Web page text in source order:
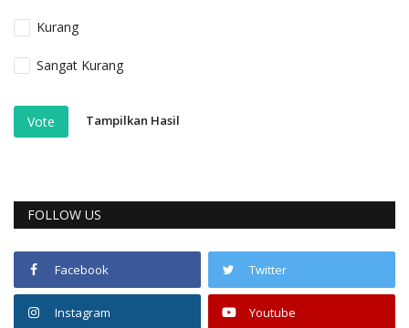
Kurang
Sangat Kurang
Vote Tampilkan Hasil
FOLLOW US
Facebook Twitter
Instagram Youtube